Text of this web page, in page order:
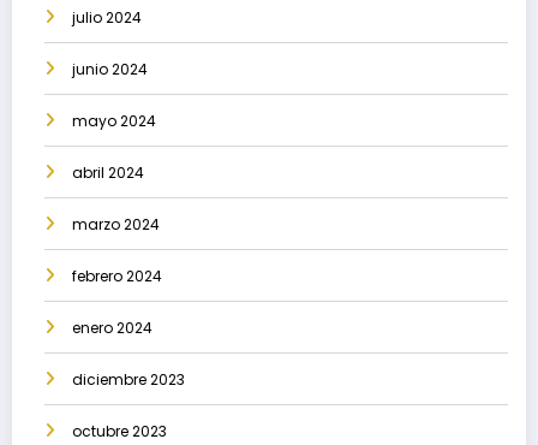
julio 2024
junio 2024
mayo 2024
abril 2024
marzo 2024
febrero 2024
enero 2024
diciembre 2023
octubre 2023